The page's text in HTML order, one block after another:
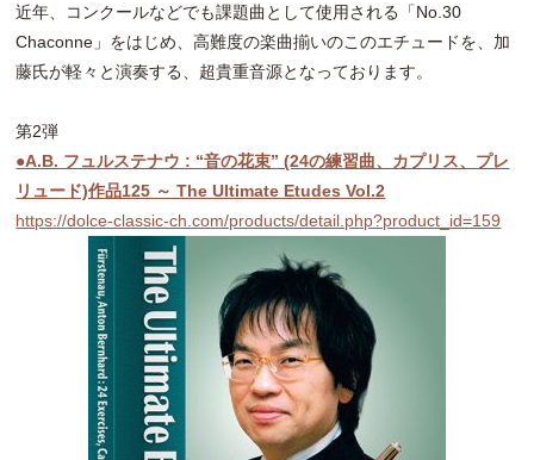
近年、コンクールなどでも課題曲として使用される「No.30
Chaconne」をはじめ、高難度の楽曲揃いのこのエチュードを、加
藤氏が軽々と演奏する、超貴重音源となっております。
第2弾
●A.B. フュルステナウ : “音の花束” (24の練習曲、カプリス、プレ
リュード)作品125 ～ The Ultimate Etudes Vol.2
https://dolce-classic-ch.com/products/detail.php?product_id=159